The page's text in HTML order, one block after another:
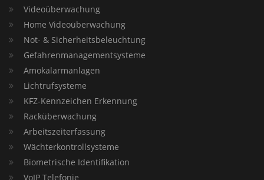
Videoüberwachung
Home Videoüberwachung
Not- & Sicherheitsbeleuchtung
Gefahrenmanagementsysteme
Amokalarmanlagen
Lichtrufsysteme
KFZ-Kennzeichen Erkennung
Racküberwachung
Arbeitszeiterfassung
Wächterkontrollsysteme
Biometrische Identifikation
VoIP Telefonie